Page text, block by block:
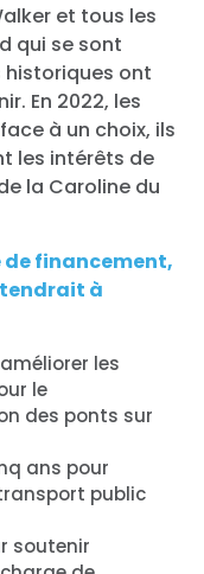
et tous les
qui se sont
ont
En 2022, les
à un choix, ils
les intérêts de
la Caroline du
de financement,
à
les
le
des ponts sur
ans pour
public
soutenir